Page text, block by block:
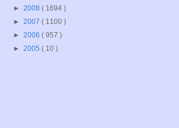
► 2008 ( 1694 )
► 2007 ( 1100 )
► 2006 ( 957 )
► 2005 ( 10 )